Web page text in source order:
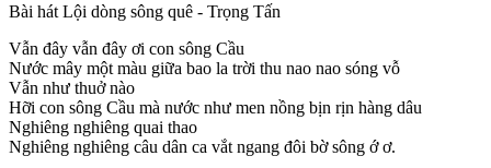
Bài hát Lội dòng sông quê - Trọng Tấn
Vẫn đây vẫn đây ơi con sông Cầu
Nước mây một màu giữa bao la trời thu nao nao sóng vỗ
Vẫn như thuở nào
Hỡi con sông Cầu mà nước như men nồng bịn rịn hàng dâu
Nghiêng nghiêng quai thao
Nghiêng nghiêng câu dân ca vắt ngang đôi bờ sông ớ ơ.